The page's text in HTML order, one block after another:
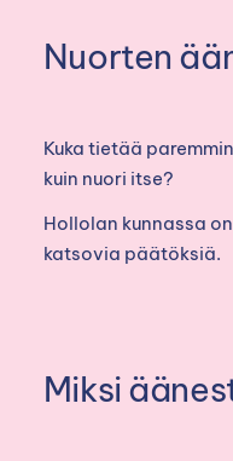
Nuorten
Kuka tietää
kuin nuori itse?
Hollolan kunnassa
katsovia päätöksiä.
Miksi